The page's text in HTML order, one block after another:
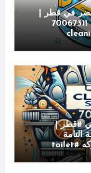
في قطر |
خدمة مميزة بأسعار تنافسية 70067311
#قطر |
التامة